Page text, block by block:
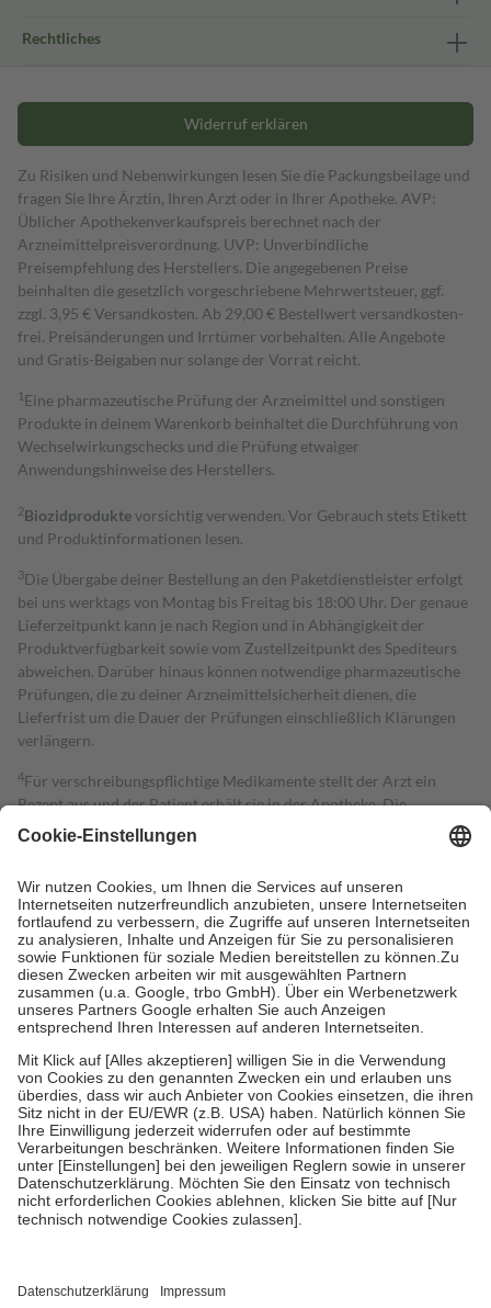
Rechtliches
Widerruf erklären
Zu Risiken und Nebenwirkungen lesen Sie die Packungsbeilage und
fragen Sie Ihre Ärztin, Ihren Arzt oder in Ihrer Apotheke. AVP:
Üblicher Apothekenverkaufspreis berechnet nach der
Arzneimittelpreisverordnung. UVP: Unverbindliche
Preisempfehlung des Herstellers. Die angegebenen Preise
beinhalten die gesetzlich vorgeschriebene Mehrwertsteuer, ggf.
zzgl. 3,95 € Versandkosten. Ab 29,00 € Bestell­wert versand­kosten­
frei. Preisänderungen und Irrtümer vorbehalten. Alle Angebote
und Gratis-Beigaben nur solange der Vorrat reicht.
1 Eine pharmazeutische Prüfung der Arzneimittel und sonstigen
Produkte in deinem Warenkorb beinhaltet die Durchführung von
Wechselwirkungschecks und die Prüfung etwaiger
Anwendungshinweise des Herstellers.
2Biozidproduktevorsichtig verwenden. Vor Gebrauch stets Etikett
und Produktinformationen lesen.
3Die Übergabe deiner Bestellung an den Paketdienstleister erfolgt
bei uns werktags von Montag bis Freitag bis 18:00 Uhr. Der genaue
Lieferzeitpunkt kann je nach Region und in Abhängigkeit der
Produktverfügbarkeit sowie vom Zustellzeitpunkt des Spediteurs
abweichen. Darüber hinaus können notwendige pharmazeutische
Prüfungen, die zu deiner Arzneimittelsicherheit dienen, die
Lieferfrist um die Dauer der Prüfungen einschließlich Klärungen
verlängern.
4Für verschreibungspflichtige Medikamente stellt der Arzt ein
Rezept aus und der Patient erhält sie in der Apotheke. Die
gesetzliche Krankenversicherung übernimmt in der Regel die
Kosten dafür, der Versicherte trägt einen Teil davon als Zuzahlung
Grundsätzlich leisten Mitglieder Zuzahlungen in Höhe von zehn
Prozent des Abgabepreises,mindestens jedochfünf Euround
höchstens zehn Euro.Es sind jedoch nie mehr als die tatsächlichen
Kosten der Leistung zu entrichten.
Diese Regeln gelten grundsätzlich auch für Online-Apotheken.
Bei Heilmitteln und häuslicher Krankenpflege beträgt die
Zuzahlung zehn Prozent der Kosten sowie zehn Euro je
Verordnung.
Um das Engagement der Versicherten für ihre eigene Gesundheit zu
stärken und die besondere Stellung der Familie zu unterstützen,
fallenkeine Zuzahlungenan bei:
• Kindern und Jugendlichen bis zum vollendeten 18. Lebensjahr
mit Ausnahme der Fahrkosten
• Untersuchungen zur Vorsorge und Früherkennung, die von der
GKV getragen werden